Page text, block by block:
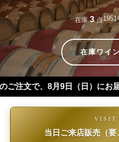
在庫3点1951
在庫ワイ
にお届け可能です（※四
VISIT
当日ご来店販売（